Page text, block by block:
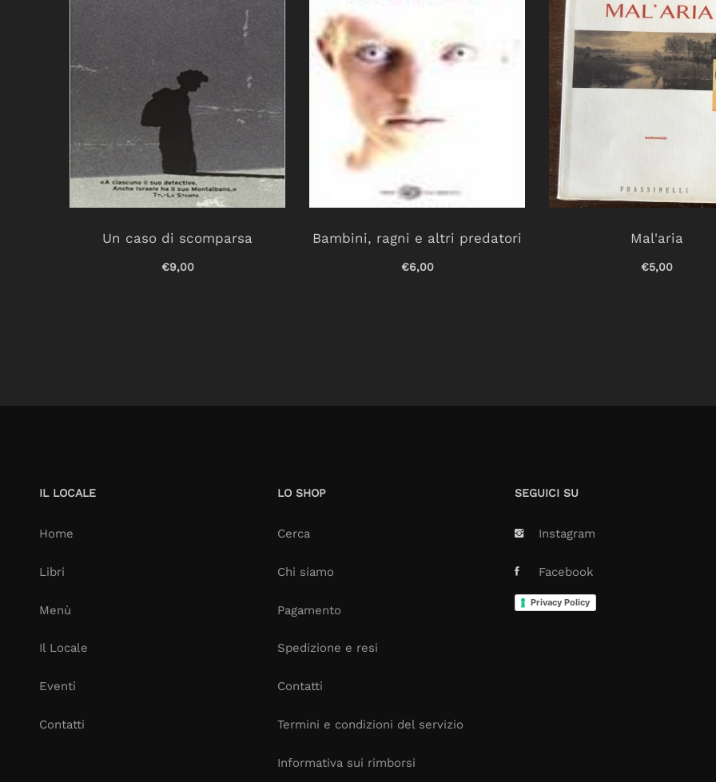
Un caso di scomparsa
€9,00
Bambini, ragni e altri predatori
€6,00
Mal'aria
€5,00
IL LOCALE
Home
Libri
Menù
Il Locale
Eventi
Contatti
LO SHOP
Cerca
Chi siamo
Pagamento
Spedizione e resi
Contatti
Termini e condizioni del servizio
Informativa sui rimborsi
SEGUICI SU
Instagram
Facebook
Privacy Policy